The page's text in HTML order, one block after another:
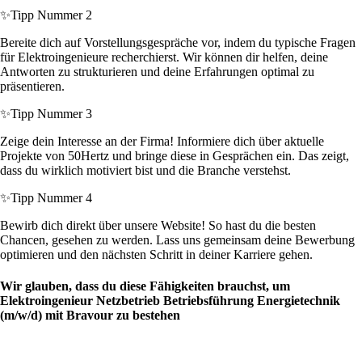
✨Tipp Nummer 2
Bereite dich auf Vorstellungsgespräche vor, indem du typische Fragen
für Elektroingenieure recherchierst. Wir können dir helfen, deine
Antworten zu strukturieren und deine Erfahrungen optimal zu
präsentieren.
✨Tipp Nummer 3
Zeige dein Interesse an der Firma! Informiere dich über aktuelle
Projekte von 50Hertz und bringe diese in Gesprächen ein. Das zeigt,
dass du wirklich motiviert bist und die Branche verstehst.
✨Tipp Nummer 4
Bewirb dich direkt über unsere Website! So hast du die besten
Chancen, gesehen zu werden. Lass uns gemeinsam deine Bewerbung
optimieren und den nächsten Schritt in deiner Karriere gehen.
Wir glauben, dass du diese Fähigkeiten brauchst, um
Elektroingenieur Netzbetrieb Betriebsführung Energietechnik
(m/w/d) mit Bravour zu bestehen